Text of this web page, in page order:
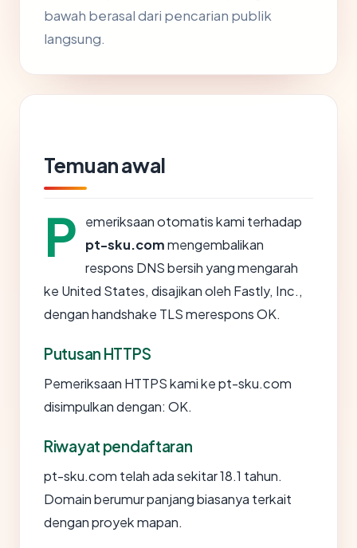
bawah berasal dari pencarian publik
langsung.
Temuan awal
P
emeriksaan otomatis kami terhadap
pt-sku.commengembalikan
respons DNS bersih yang mengarah
ke United States, disajikan oleh Fastly, Inc.,
dengan handshake TLS merespons OK.
Putusan HTTPS
Pemeriksaan HTTPS kami ke pt-sku.com
disimpulkan dengan: OK.
Riwayat pendaftaran
pt-sku.com telah ada sekitar 18.1 tahun.
Domain berumur panjang biasanya terkait
dengan proyek mapan.